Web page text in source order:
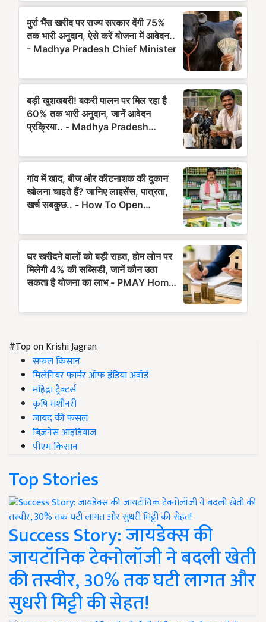
#Top on Krishi Jagran
सफल किसान
मिलेनियर फार्मर ऑफ इंडिया अवॉर्ड
महिंद्रा ट्रैक्टर्स
कृषि मशीनरी
जायद की फसल
बिज़नेस आइडियाज
पीएम किसान
Top Stories
Success Story: जायडेक्स की
जायटॉनिक टेक्नोलॉजी ने बदली खेती
की तस्वीर, 30% तक घटी लागत और
सुधरी मिट्टी की सेहत!